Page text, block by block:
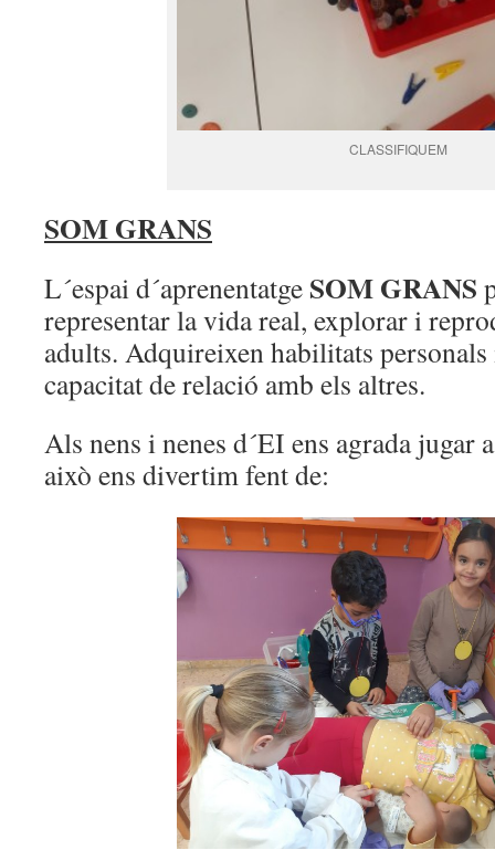
CLASSIFIQUEM
SOM GRANS
L´espai d´aprenentatge SOM GRANS
representar la vida real, explorar i
adults. Adquireixen habilitats personals
capacitat de relació amb els altres.
Als nens i nenes d´EI ens agrada jugar
això ens divertim fent de: